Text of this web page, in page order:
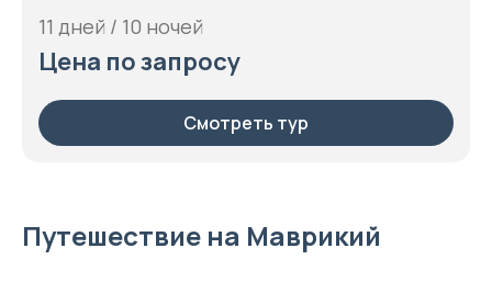
11 дней / 10 ночей
Цена по запросу
Смотреть тур
Путешествие на Маврикий